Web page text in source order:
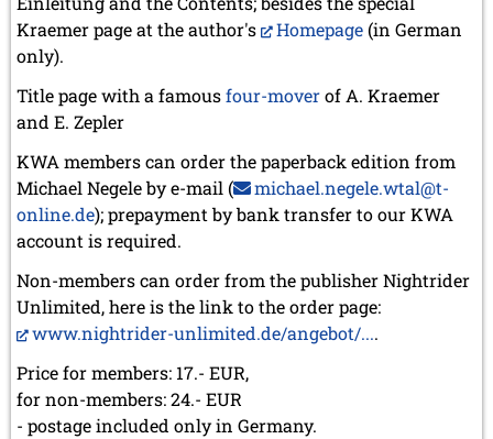
Kraemer page at the author's
Homepage(in German
only).
Title page with a famousfour-moverof A. Kraemer
and E. Zepler
KWA members can order the paperback edition from
Michael Negele by e-mail (
michael.negele.wtal@t-
online.de); prepayment by bank transfer to our KWA
account is required.
Non-members can order from the publisher Nightrider
Unlimited, here is the link to the order page:
www.nightrider-unlimited.de/angebot/....
Price for members: 17.- EUR,
for non-members: 24.- EUR
- postage included only in Germany.